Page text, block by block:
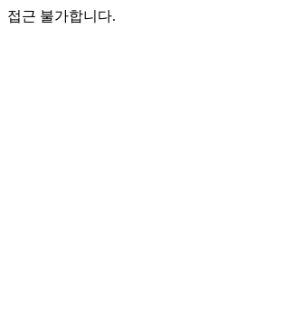
접근 불가합니다.